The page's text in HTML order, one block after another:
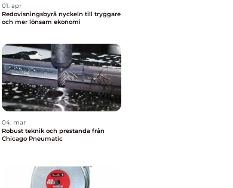
01. apr
Redovisningsbyrå nyckeln till tryggare
och mer lönsam ekonomi
04. mar
Robust teknik och prestanda från
Chicago Pneumatic